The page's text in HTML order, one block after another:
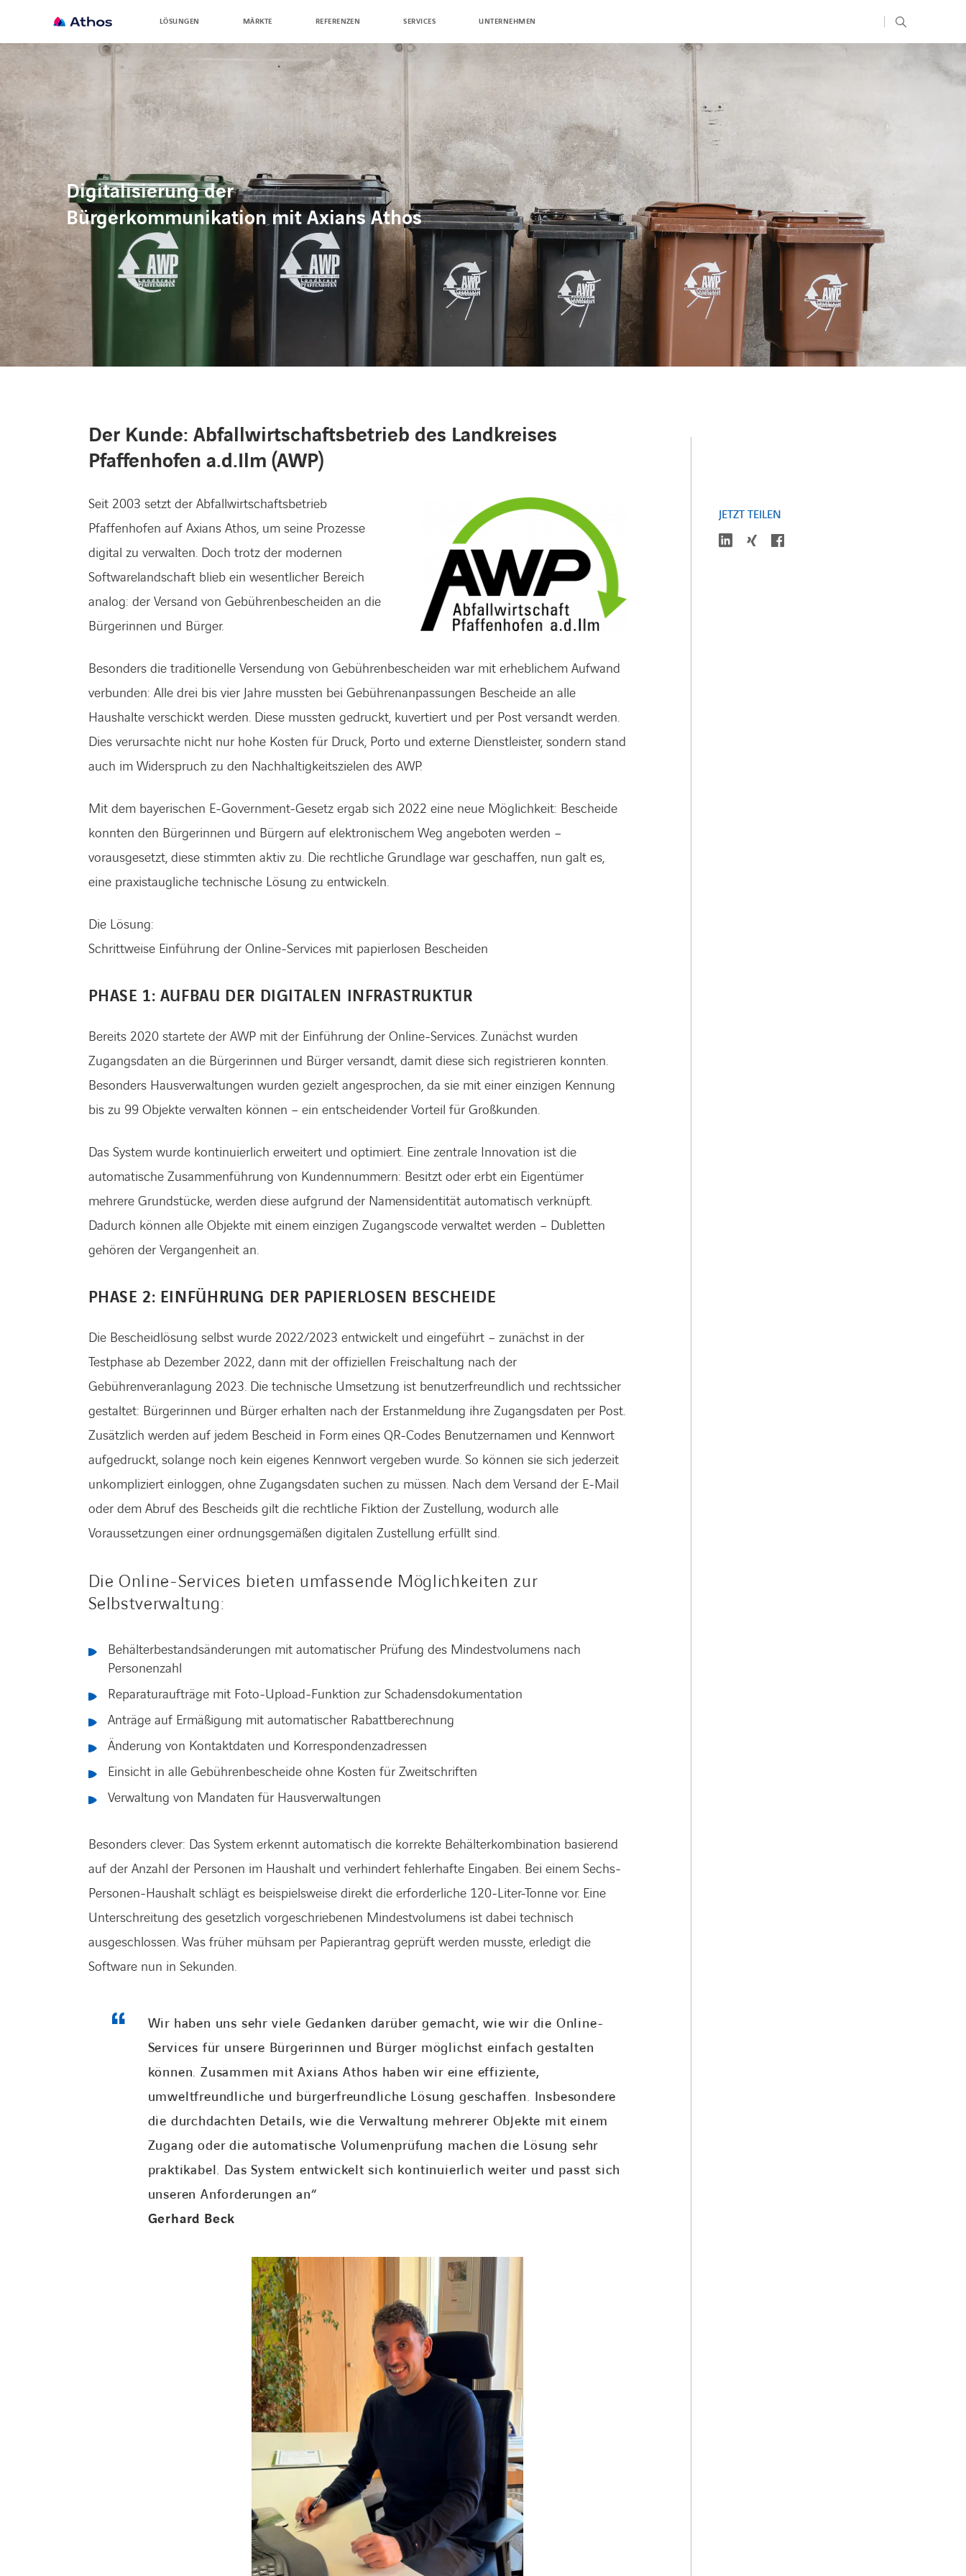
LÖSUNGEN MÄRKTE REFERENZEN SERVICES UNTERNEHMEN
Digitalisierung der
Bürgerkommunikation mit Axians Athos
JETZT TEILEN
linkedinxing
Der Kunde: Abfallwirtschaftsbetrieb des Landkreises
Pfaffenhofen a.d.Ilm (AWP)
Seit 2003 setzt der Abfallwirtschaftsbetrieb
Pfaffenhofen auf Axians Athos, um seine Prozesse
digital zu verwalten. Doch trotz der modernen
Softwarelandschaft blieb ein wesentlicher Bereich
analog: der Versand von Gebührenbescheiden an die
Bürgerinnen und Bürger.
Besonders die traditionelle Versendung von Gebührenbescheiden war mit erheblichem Aufwand
verbunden: Alle drei bis vier Jahre mussten bei Gebührenanpassungen Bescheide an alle
Haushalte verschickt werden. Diese mussten gedruckt, kuvertiert und per Post versandt werden.
Dies verursachte nicht nur hohe Kosten für Druck, Porto und externe Dienstleister, sondern stand
auch im Widerspruch zu den Nachhaltigkeitszielen des AWP.
Mit dem bayerischen E-Government-Gesetz ergab sich 2022 eine neue Möglichkeit: Bescheide
konnten den Bürgerinnen und Bürgern auf elektronischem Weg angeboten werden –
vorausgesetzt, diese stimmten aktiv zu. Die rechtliche Grundlage war geschaffen, nun galt es,
eine praxistaugliche technische Lösung zu entwickeln.
Die Lösung:
Schrittweise Einführung der Online-Services mit papierlosen Bescheiden
PHASE 1: AUFBAU DER DIGITALEN INFRASTRUKTUR
Bereits 2020 startete der AWP mit der Einführung der Online-Services. Zunächst wurden
Zugangsdaten an die Bürgerinnen und Bürger versandt, damit diese sich registrieren konnten.
Besonders Hausverwaltungen wurden gezielt angesprochen, da sie mit einer einzigen Kennung
bis zu 99 Objekte verwalten können – ein entscheidender Vorteil für Großkunden.
Das System wurde kontinuierlich erweitert und optimiert. Eine zentrale Innovation ist die
automatische Zusammenführung von Kundennummern: Besitzt oder erbt ein Eigentümer
mehrere Grundstücke, werden diese aufgrund der Namensidentität automatisch verknüpft.
Dadurch können alle Objekte mit einem einzigen Zugangscode verwaltet werden – Dubletten
gehören der Vergangenheit an.
PHASE 2: EINFÜHRUNG DER PAPIERLOSEN BESCHEIDE
Die Bescheidlösung selbst wurde 2022/2023 entwickelt und eingeführt – zunächst in der
Testphase ab Dezember 2022, dann mit der offiziellen Freischaltung nach der
Gebührenveranlagung 2023. Die technische Umsetzung ist benutzerfreundlich und rechtssicher
gestaltet: Bürgerinnen und Bürger erhalten nach der Erstanmeldung ihre Zugangsdaten per Post.
Zusätzlich werden auf jedem Bescheid in Form eines QR-Codes Benutzernamen und Kennwort
aufgedruckt, solange noch kein eigenes Kennwort vergeben wurde. So können sie sich jederzeit
unkompliziert einloggen, ohne Zugangsdaten suchen zu müssen. Nach dem Versand der E-Mail
oder dem Abruf des Bescheids gilt die rechtliche Fiktion der Zustellung, wodurch alle
Voraussetzungen einer ordnungsgemäßen digitalen Zustellung erfüllt sind.
Die Online-Services bieten umfassende Möglichkeiten zur
Selbstverwaltung:
Behälterbestandsänderungen mit automatischer Prüfung des Mindestvolumens nach
Personenzahl
Reparaturaufträge mit Foto-Upload-Funktion zur Schadensdokumentation
Anträge auf Ermäßigung mit automatischer Rabattberechnung
Änderung von Kontaktdaten und Korrespondenzadressen
Einsicht in alle Gebührenbescheide ohne Kosten für Zweitschriften
Verwaltung von Mandaten für Hausverwaltungen
Besonders clever: Das System erkennt automatisch die korrekte Behälterkombination basierend
auf der Anzahl der Personen im Haushalt und verhindert fehlerhafte Eingaben. Bei einem Sechs-
Personen-Haushalt schlägt es beispielsweise direkt die erforderliche 120-Liter-Tonne vor. Eine
Unterschreitung des gesetzlich vorgeschriebenen Mindestvolumens ist dabei technisch
ausgeschlossen. Was früher mühsam per Papierantrag geprüft werden musste, erledigt die
Software nun in Sekunden.
Wir haben uns sehr viele Gedanken darüber gemacht, wie wir die Online-
Services für unsere Bürgerinnen und Bürger möglichst einfach gestalten
können. Zusammen mit Axians Athos haben wir eine effiziente,
umweltfreundliche und bürgerfreundliche Lösung geschaffen. Insbesondere
die durchdachten Details, wie die Verwaltung mehrerer Objekte mit einem
Zugang oder die automatische Volumenprüfung machen die Lösung sehr
praktikabel. Das System entwickelt sich kontinuierlich weiter und passt sich
unseren Anforderungen an“
Gerhard Beck